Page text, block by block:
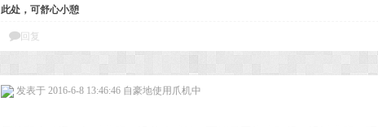
此处，可舒心小憩
回复
发表于 2016-6-8 13:46:46 自豪地使用爪机中